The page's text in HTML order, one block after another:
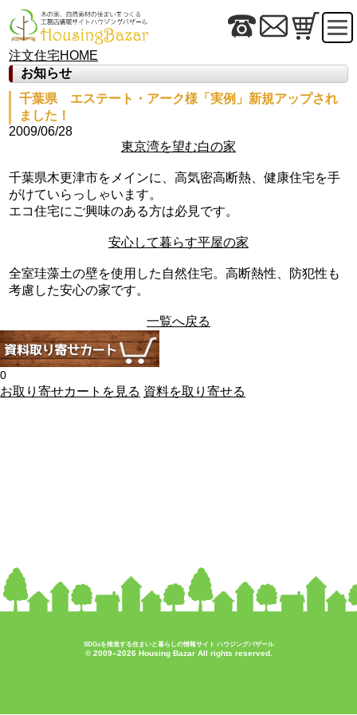
注文住宅HOME
お知らせ
千葉県 エステート・アーク様「実例」新規アップされ
ました！
2009/06/28
東京湾を望む白の家
千葉県木更津市をメインに、高気密高断熱、健康住宅を手
がけていらっしゃいます。
エコ住宅にご興味のある方は必見です。
安心して暮らす平屋の家
全室珪藻土の壁を使用した自然住宅。高断熱性、防犯性も
考慮した安心の家です。
一覧へ戻る
0
お取り寄せカートを見る 資料を取り寄せる
SDGsを推進する住まいと暮らしの情報サイト ハウジングバザール
© 2009–2026 Housing Bazar All rights reserved.